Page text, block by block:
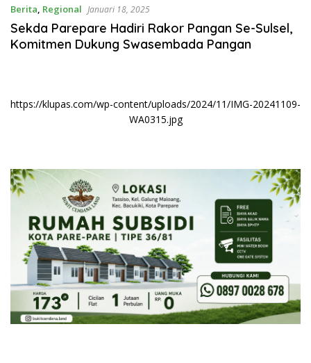
Berita, Regional Januari 18, 2025
Sekda Parepare Hadiri Rakor Pangan Se-Sulsel,
Komitmen Dukung Swasembada Pangan
https://klupas.com/wp-content/uploads/2024/11/IMG-20241109-
WA0315.jpg